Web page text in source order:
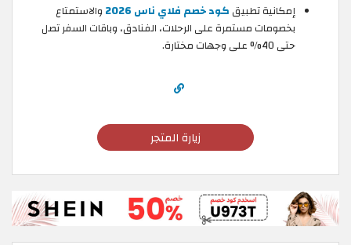
إمكانية تطبيق كود خصم فلاي ناس 2026
والاستمتاع
بخصومات مستمرة على الرحلات، الفنادق، وباقات السفر تصل
حتى 40% على وجهات مختارة.
زيارة المتجر